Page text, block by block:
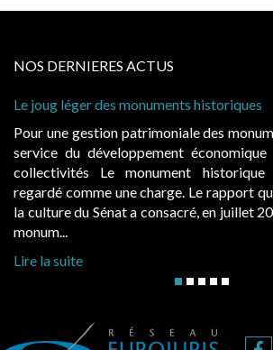
NOS DERNIERES ACTUS
Le joug léger des monuments historiques
Pour une gestion patrimoniale des
service du développement
collectivités Le monument
regardé comme une charge. Le rapport
la culture du Sénat a consacré, en juillet
monum...
Lire la suite